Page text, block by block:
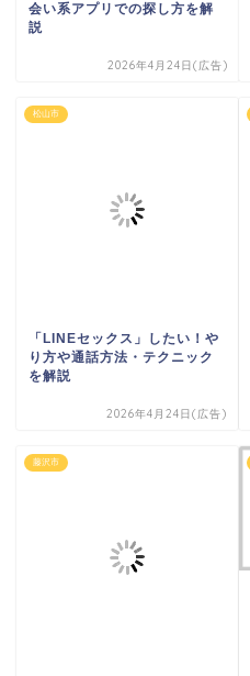
会い系アプリでの探し方を解
説
2026年4月24日(広告)
松山市
「LINEセックス」したい！や
り方や通話方法・テクニック
を解説
2026年4月24日(広告)
藤沢市